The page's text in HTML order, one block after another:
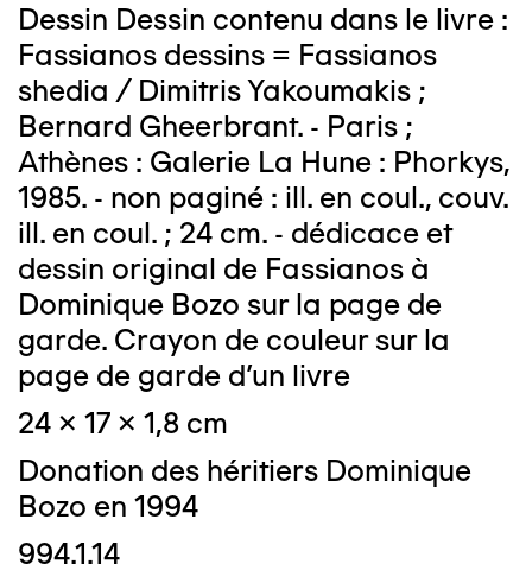
Dessin Dessin contenu dans le livre :
Fassianos dessins = Fassianos
shedia / Dimitris Yakoumakis ;
Bernard Gheerbrant. - Paris ;
Athènes : Galerie La Hune : Phorkys,
1985. - non paginé : ill. en coul., couv.
ill. en coul. ; 24 cm. - dédicace et
dessin original de Fassianos à
Dominique Bozo sur la page de
garde. Crayon de couleur sur la
page de garde d'un livre
24 x 17 x 1,8 cm
Donation des héritiers Dominique
Bozo en 1994
994.1.14